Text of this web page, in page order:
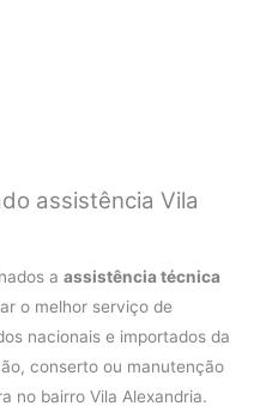
assistência Vila
aassistência técnica
o melhor serviço de
nacionais e importados da
conserto ou manutenção
no bairro Vila Alexandria.